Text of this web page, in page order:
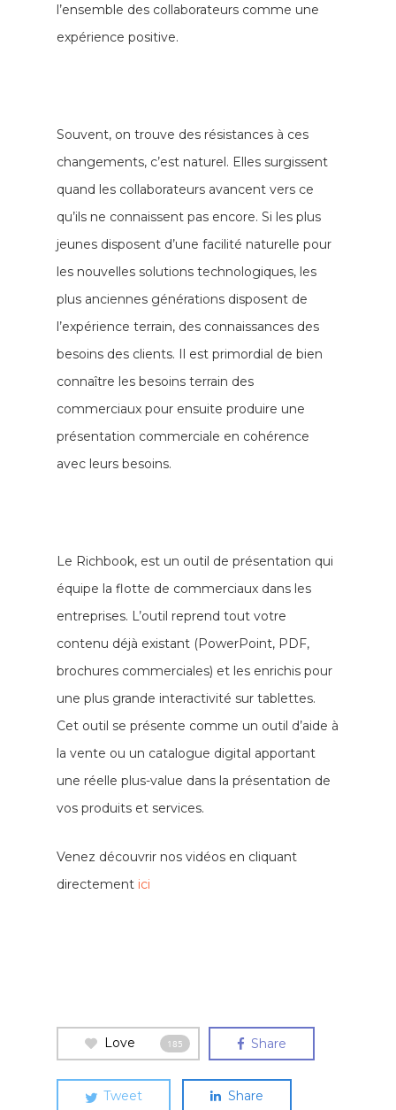
l’ensemble des collaborateurs comme une
expérience positive.
Souvent, on trouve des résistances à ces
changements, c’est naturel. Elles surgissent
quand les collaborateurs avancent vers ce
qu’ils ne connaissent pas encore. Si les plus
jeunes disposent d’une facilité naturelle pour
les nouvelles solutions technologiques, les
plus anciennes générations disposent de
l’expérience terrain, des connaissances des
besoins des clients. Il est primordial de bien
connaître les besoins terrain des
commerciaux pour ensuite produire une
présentation commerciale en cohérence
avec leurs besoins.
Le Richbook, est un outil de présentation qui
équipe la flotte de commerciaux dans les
entreprises. L’outil reprend tout votre
contenu déjà existant (PowerPoint, PDF,
brochures commerciales) et les enrichis pour
une plus grande interactivité sur tablettes.
Cet outil se présente comme un outil d’aide à
la vente ou un catalogue digital apportant
une réelle plus-value dans la présentation de
vos produits et services.
Venez découvrir nos vidéos en cliquant
directement ici
Love 185 Share
Tweet Share